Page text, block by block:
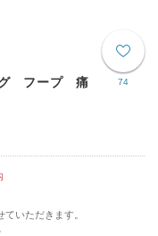
74
フープ 痛
いただきます。